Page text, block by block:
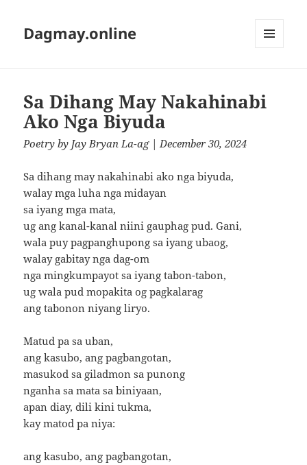
Dagmay.online
Sa Dihang May Nakahinabi
Ako Nga Biyuda
Poetry by Jay Bryan La-ag| December 30, 2024
Sa dihang may nakahinabi ako nga biyuda,
walay mga luha nga midayan
sa iyang mga mata,
ug ang kanal-kanal niini gauphag pud. Gani,
wala puy pagpanghupong sa iyang ubaog,
walay gabitay nga dag-om
nga mingkumpayot sa iyang tabon-tabon,
ug wala pud mopakita og pagkalarag
ang tabonon niyang liryo.
Matud pa sa uban,
ang kasubo, ang pagbangotan,
masukod sa giladmon sa punong
nganha sa mata sa biniyaan,
apan diay, dili kini tukma,
kay matod pa niya:
ang kasubo, ang pagbangotan,